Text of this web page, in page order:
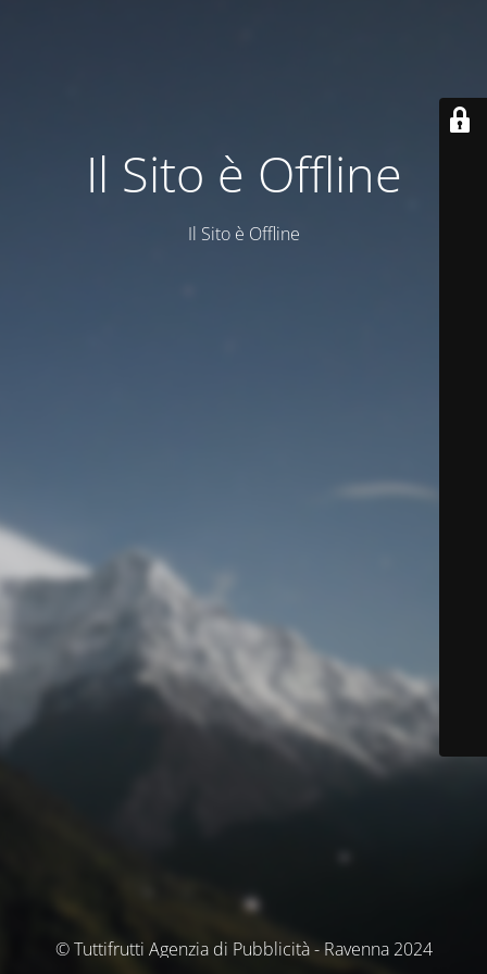
Il Sito è Offline
Il Sito è Offline
© Tuttifrutti Agenzia di Pubblicità - Ravenna 2024